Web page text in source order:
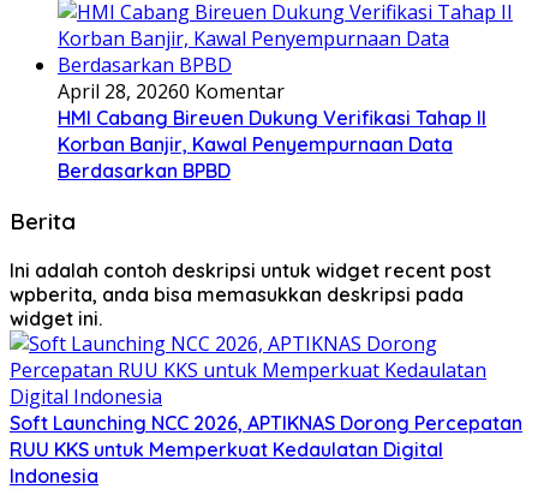
April 28, 20260 Komentar
HMI Cabang Bireuen Dukung Verifikasi Tahap II
Korban Banjir, Kawal Penyempurnaan Data
Berdasarkan BPBD
Berita
Ini adalah contoh deskripsi untuk widget recent post
wpberita, anda bisa memasukkan deskripsi pada
widget ini.
Soft Launching NCC 2026, APTIKNAS Dorong Percepatan
RUU KKS untuk Memperkuat Kedaulatan Digital
Indonesia